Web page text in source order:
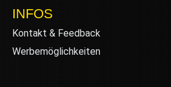
INFOS
Kontakt & Feedback
Werbemöglichkeiten